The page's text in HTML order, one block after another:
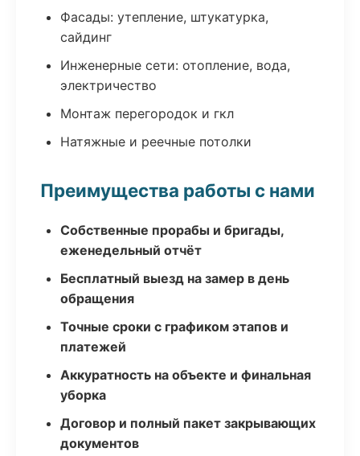
Фасады: утепление, штукатурка,
сайдинг
Инженерные сети: отопление, вода,
электричество
Монтаж перегородок и гкл
Натяжные и реечные потолки
Преимущества работы с нами
Собственные прорабы и бригады,
еженедельный отчёт
Бесплатный выезд на замер в день
обращения
Точные сроки с графиком этапов и
платежей
Аккуратность на объекте и финальная
уборка
Договор и полный пакет закрывающих
документов